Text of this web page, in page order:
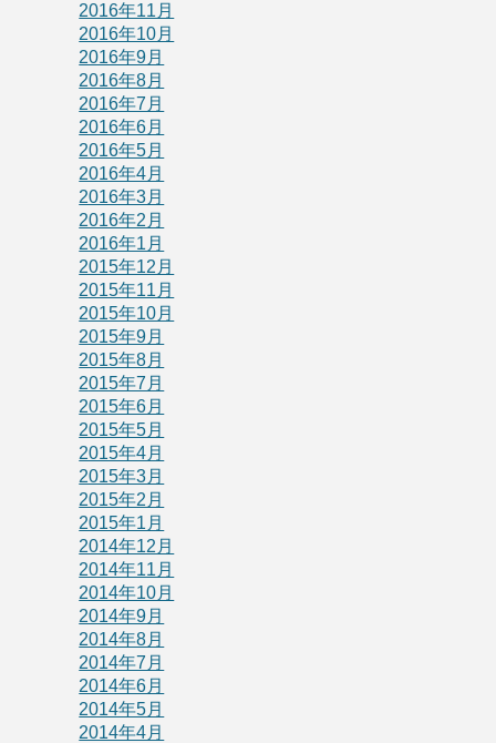
2016年11月
2016年10月
2016年9月
2016年8月
2016年7月
2016年6月
2016年5月
2016年4月
2016年3月
2016年2月
2016年1月
2015年12月
2015年11月
2015年10月
2015年9月
2015年8月
2015年7月
2015年6月
2015年5月
2015年4月
2015年3月
2015年2月
2015年1月
2014年12月
2014年11月
2014年10月
2014年9月
2014年8月
2014年7月
2014年6月
2014年5月
2014年4月